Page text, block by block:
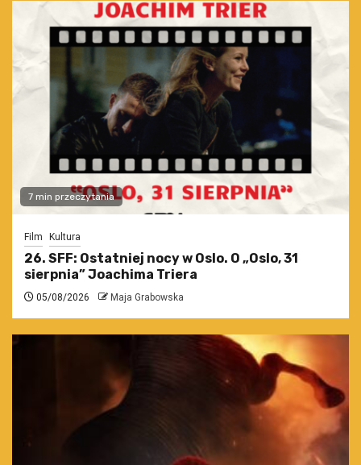
7 min przeczytania
Film Kultura
26. SFF: Ostatniej nocy w Oslo. O „Oslo, 31
sierpnia” Joachima Triera
05/08/2026 Maja Grabowska